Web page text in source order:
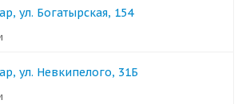
ул. Богатырская, 154
ул. Невкипелого, 31Б